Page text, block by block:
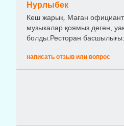
Нурлыбек
Кеш жарық. Маған
музыкалар қоямыз деген,
болды.Ресторан басшылығы:
написать отзыв или вопрос